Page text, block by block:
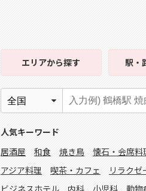
エリアから探す 駅・
人気キーワード
居酒屋
和食 焼き鳥
懐石・会席料
アジア料理
喫茶・カフェ
リラクゼ
ビジネスホテル
内科 小児科 動物